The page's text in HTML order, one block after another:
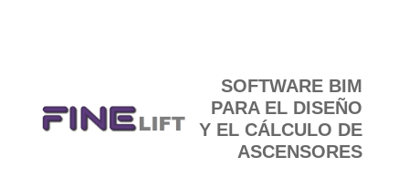
SOFTWARE BIM
PARA EL DISEÑO
Y EL CÁLCULO DE
ASCENSORES